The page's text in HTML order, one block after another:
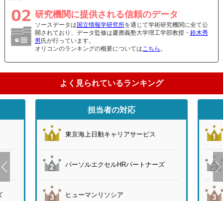
研究機関に提供される信頼のデータ
ソースデータは 国立情報学研究所を通じて学術研究機関に全て公
開されており、データ監修は慶應義塾大学理工学部教授・ 鈴木秀
男 氏が行っています。
オリコンのランキングの概要についてはこちら 。
よく見られているランキング
担当者の対応
東京海上日動キャリアサービス
パーソルエクセルHRパートナーズ
ヒューマンリソシア